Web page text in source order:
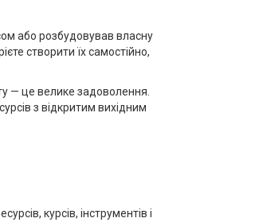
або розбудовував власну
створити їх самостійно,
— це велике задоволення.
з відкритим вихідним
курсів, інструментів і